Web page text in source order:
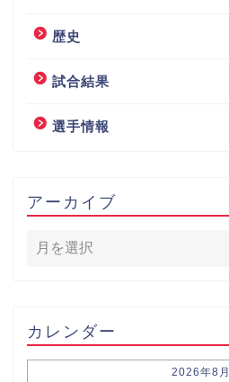
歴史
試合結果
選手情報
アーカイブ
カレンダー
2026年8月